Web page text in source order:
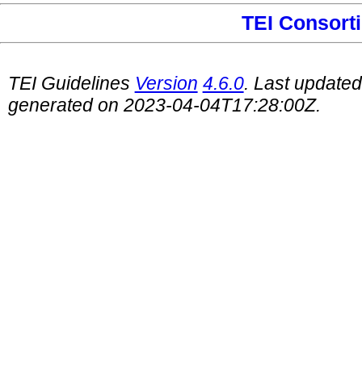
TEI
TEI Guidelines Version 4.6.0. Last
generated on 2023-04-04T17:28:00Z.